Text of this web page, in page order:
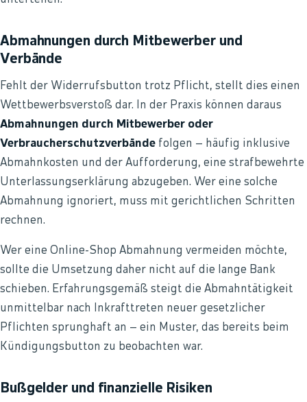
Abmahnungen durch Mitbewerber und
Verbände
Fehlt der Widerrufsbutton trotz Pflicht, stellt dies einen
Wettbewerbsverstoß dar. In der Praxis können daraus
Abmahnungen durch Mitbewerber oder
Verbraucherschutzverbände folgen – häufig inklusive
Abmahnkosten und der Aufforderung, eine strafbewehrte
Unterlassungserklärung abzugeben. Wer eine solche
Abmahnung ignoriert, muss mit gerichtlichen Schritten
rechnen.
Wer eine Online-Shop Abmahnung vermeiden möchte,
sollte die Umsetzung daher nicht auf die lange Bank
schieben. Erfahrungsgemäß steigt die Abmahntätigkeit
unmittelbar nach Inkrafttreten neuer gesetzlicher
Pflichten sprunghaft an – ein Muster, das bereits beim
Kündigungsbutton zu beobachten war.
Bußgelder und finanzielle Risiken